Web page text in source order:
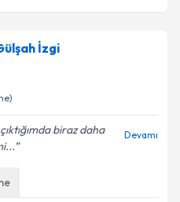
İzgi
biraz daha
Devamı